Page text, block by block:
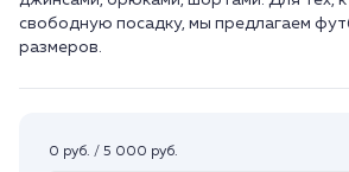
свободную посадку, мы предлагаем
размеров.
0 руб. / 5 000 руб.